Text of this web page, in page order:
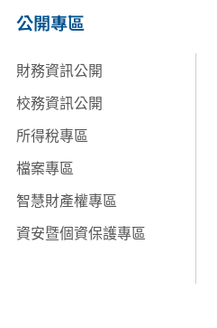
公開專區
財務資訊公開
校務資訊公開
所得稅專區
檔案專區
智慧財產權專區
資安暨個資保護專區